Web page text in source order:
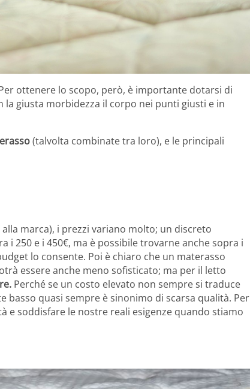
ottenere lo scopo, però, è importante dotarsi di
la giusta morbidezza il corpo nei punti giusti e in
(talvolta combinate tra loro), e le principali
marca), i prezzi variano molto; un discreto
250 e i 450€, ma è possibile trovarne anche sopra i
lo consente. Poi è chiaro che un materasso
essere anche meno sofisticato; ma per il letto
Perché se un costo elevato non sempre si traduce
basso quasi sempre è sinonimo di scarsa qualità. Per
e soddisfare le nostre reali esigenze quando stiamo